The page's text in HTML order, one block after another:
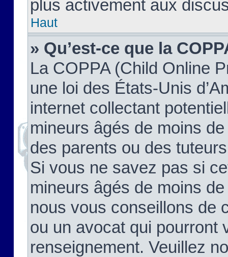
plus activement aux
Haut
» Qu’est-ce que la
La COPPA (Child Online
une loi des États-Unis
internet collectant
mineurs âgés de moins
des parents ou des
Si vous ne savez pas si
mineurs âgés de moins
nous vous conseillons de
ou un avocat qui pourront
renseignement. Veuillez